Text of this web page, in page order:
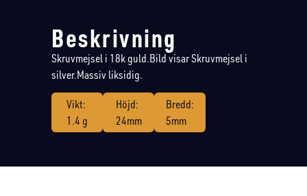
Beskrivning
Skruvmejsel i 18k guld.Bild visar Skruvmejsel i
silver.Massiv liksidig.
Vikt:
1.4 g
Höjd:
24mm
Bredd:
5mm